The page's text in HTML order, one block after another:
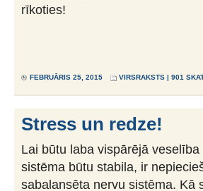
rīkoties!
FEBRUĀRIS 25, 2015 VIRSRAKSTS | 901
Stress un redze!
Lai būtu laba vispārējā
sistēma būtu stabila, ir
sabalansēta nervu sistēma. Kā